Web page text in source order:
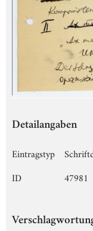
Detailangaben
Eintragstyp
ID
47981